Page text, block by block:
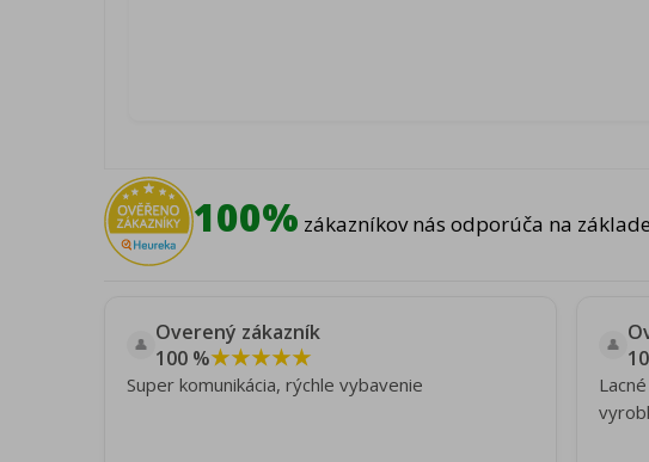
100% zákazníkov nás odporúča na
👤 Overený zákazník
100 %★★★★★
Super komunikácia, rýchle vybavenie
👤